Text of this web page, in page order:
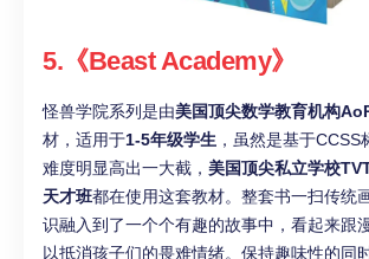
5.《Beast Academy》
怪兽学院系列是由美国顶尖数学教育机构
材，适用于1-5年级学生 ，虽然是基于
难度明显高出一大截， 美国顶尖私立学校
天才班都在使用这套教材。整套书一扫传统
识融入到了一个个有趣的故事中，看起来跟
以抵消孩子们的畏难情绪。保持趣味性的同